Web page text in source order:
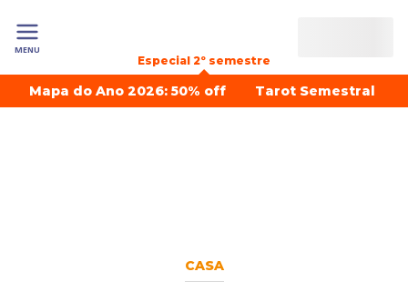
MENU
Especial 2º semestre
Mapa do Ano 2026: 50% off Tarot Semestral
CASA